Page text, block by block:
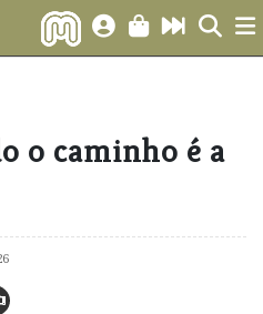
o caminho é a